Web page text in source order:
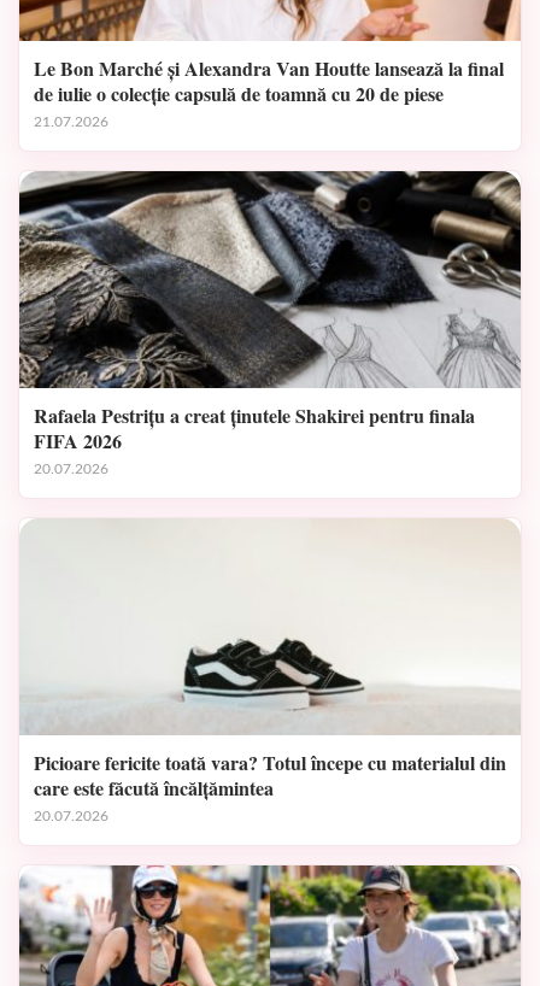
Le Bon Marché și Alexandra Van Houtte lansează la final
de iulie o colecție capsulă de toamnă cu 20 de piese
21.07.2026
Rafaela Pestrițu a creat ținutele Shakirei pentru finala
FIFA 2026
20.07.2026
Picioare fericite toată vara? Totul începe cu materialul din
care este făcută încălțămintea
20.07.2026